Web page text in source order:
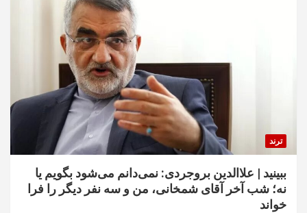
ترند
ببینید | علاالدین بروجردی: نمی‌دانم می‌شود بگویم یا
نه؛ شب آخر آقای شمخانی، من و سه نفر دیگر را فرا
خواند